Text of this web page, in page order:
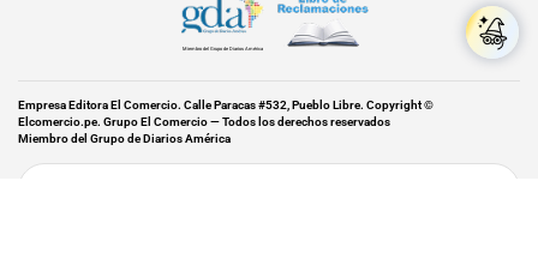
Miembro del Grupo de Diarios América
Empresa Editora El Comercio. Calle Paracas #532, Pueblo Libre. Copyright ©
Elcomercio.pe. Grupo El Comercio — Todos los derechos reservados
Miembro del Grupo de Diarios América